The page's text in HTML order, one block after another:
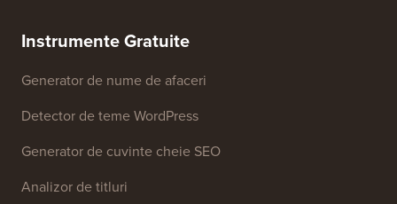
Instrumente Gratuite
Generator de nume de afaceri
Detector de teme WordPress
Generator de cuvinte cheie SEO
Analizor de titluri